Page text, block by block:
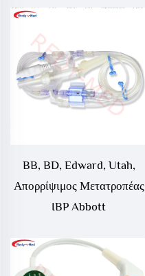
BB, BD, Edward, Utah,
Απορρίψιμος Μετατροπέας
IBP Abbott